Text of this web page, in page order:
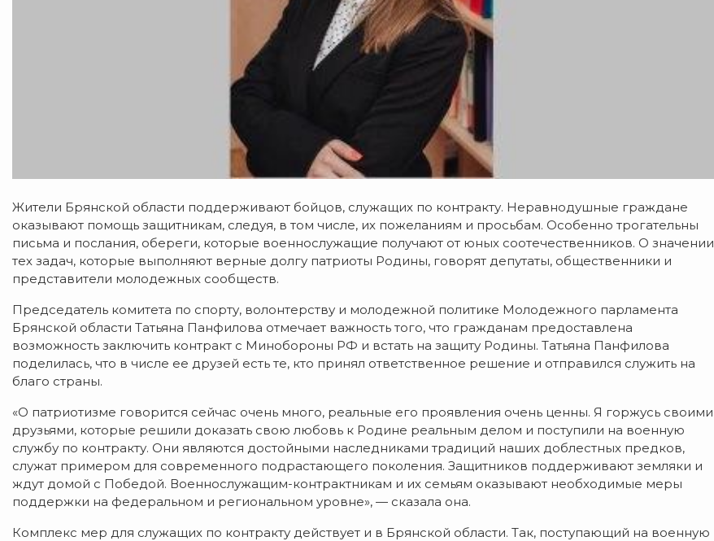
Жители Брянской области поддерживают бойцов, служащих по контракту. Неравнодушные граждане
оказывают помощь защитникам, следуя, в том числе, их пожеланиям и просьбам. Особенно трогательны
письма и послания, обереги, которые военнослужащие получают от юных соотечественников. О значении
тех задач, которые выполняют верные долгу патриоты Родины, говорят депутаты, общественники и
представители молодежных сообществ.
Председатель комитета по спорту, волонтерству и молодежной политике Молодежного парламента
Брянской области Татьяна Панфилова отмечает важность того, что гражданам предоставлена
возможность заключить контракт с Минобороны РФ и встать на защиту Родины. Татьяна Панфилова
поделилась, что в числе ее друзей есть те, кто принял ответственное решение и отправился служить на
благо страны.
«О патриотизме говорится сейчас очень много, реальные его проявления очень ценны. Я горжусь своими
друзьями, которые решили доказать свою любовь к Родине реальным делом и поступили на военную
службу по контракту. Они являются достойными наследниками традиций наших доблестных предков,
служат примером для современного подрастающего поколения. Защитников поддерживают земляки и
ждут домой с Победой. Военнослужащим-контрактникам и их семьям оказывают необходимые меры
поддержки на федеральном и региональном уровне», — сказала она.
Комплекс мер для служащих по контракту действует и в Брянской области. Так, поступающий на военную